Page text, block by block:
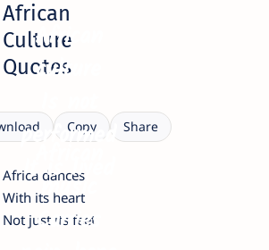
African
Culture
Quotes
African
culture
Is not
performed
It is lived
Copy Share
Africa dances
With its heart
Not just its feet
African
music
Carries